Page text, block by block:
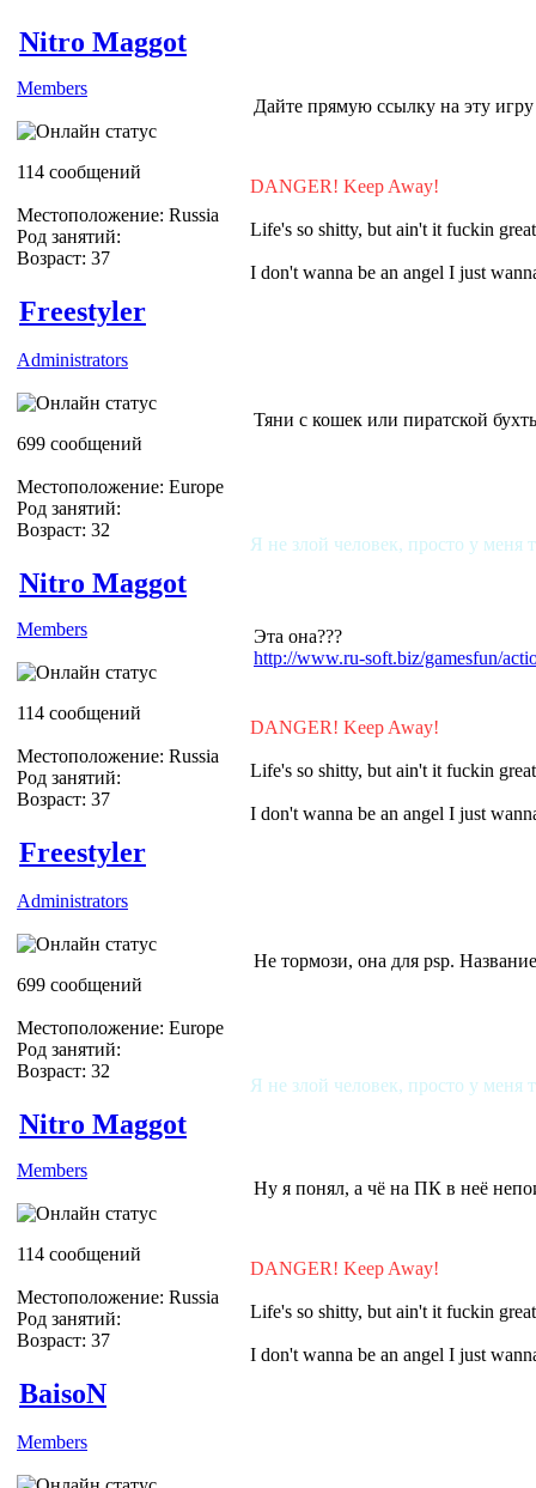
Nitro Maggot
Members
114 сообщений
Местоположение: Russia
Род занятий:
Возраст: 37
Дайте прямую ссылку на эту
DANGER! Keep Away!
Life's so shitty, but ain't it fuckin
I don't wanna be an angel I just
Freestyler
Administrators
699 сообщений
Местоположение: Europe
Род занятий:
Возраст: 32
Тяни с кошек или пиратской
Я не злой человек, просто у меня
Nitro Maggot
Members
114 сообщений
Местоположение: Russia
Род занятий:
Возраст: 37
Эта она???
http://www.ru-soft.biz/gamesfun/
DANGER! Keep Away!
Life's so shitty, but ain't it fuckin
I don't wanna be an angel I just
Freestyler
Administrators
699 сообщений
Местоположение: Europe
Род занятий:
Возраст: 32
Не тормози, она для psp.
Я не злой человек, просто у меня
Nitro Maggot
Members
114 сообщений
Местоположение: Russia
Род занятий:
Возраст: 37
Ну я понял, а чё на ПК в неё
DANGER! Keep Away!
Life's so shitty, but ain't it fuckin
I don't wanna be an angel I just
BaisoN
Members